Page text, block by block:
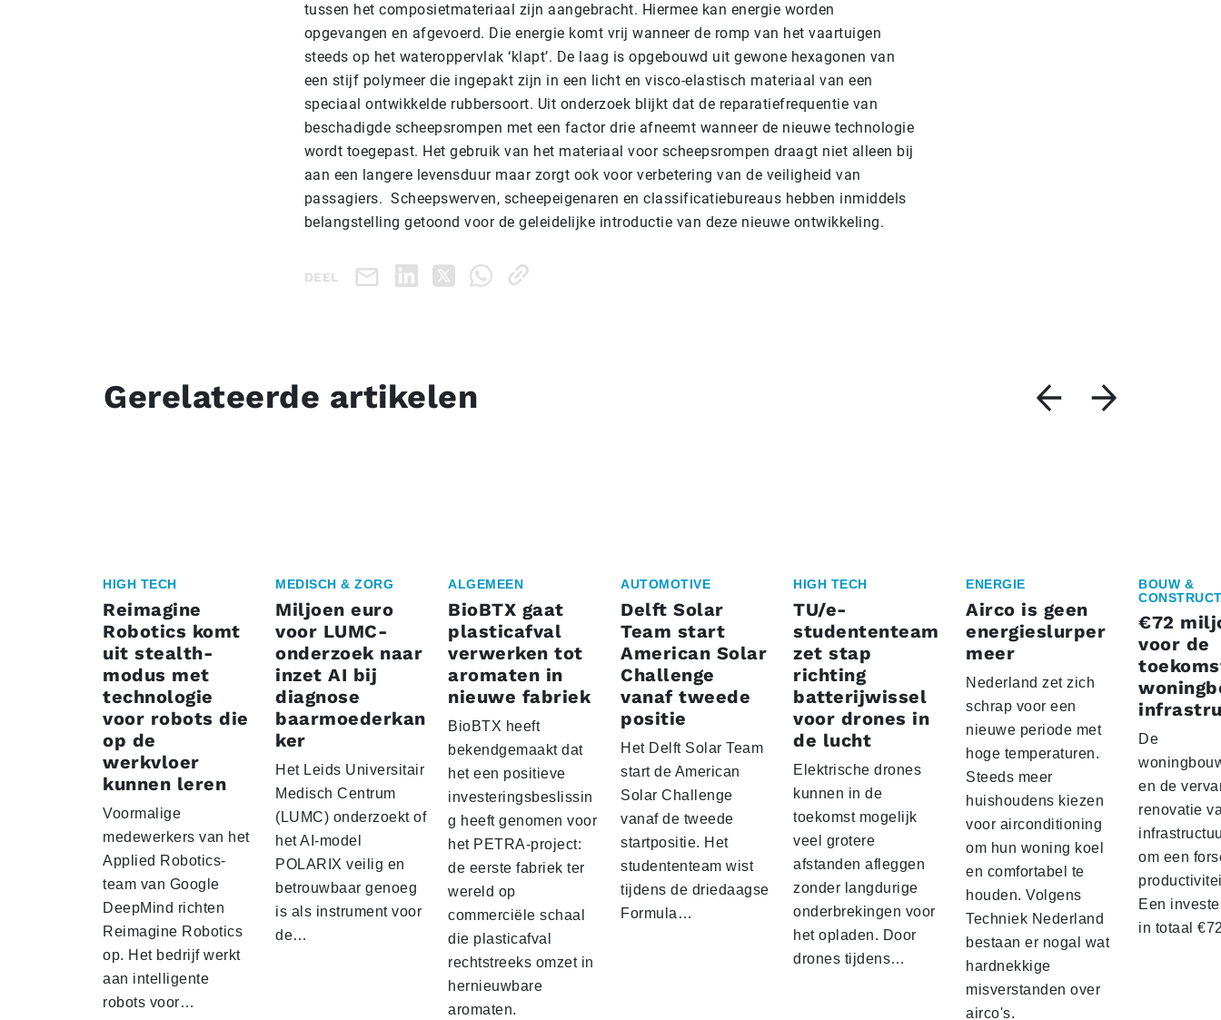
tussen het composietmateriaal zijn aangebracht. Hiermee kan energie worden
opgevangen en afgevoerd. Die energie komt vrij wanneer de romp van het vaartuigen
steeds op het wateroppervlak ‘klapt’. De laag is opgebouwd uit gewone hexagonen van
een stijf polymeer die ingepakt zijn in een licht en visco-elastisch materiaal van een
speciaal ontwikkelde rubbersoort. Uit onderzoek blijkt dat de reparatiefrequentie van
beschadigde scheepsrompen met een factor drie afneemt wanneer de nieuwe technologie
wordt toegepast. Het gebruik van het materiaal voor scheepsrompen draagt niet alleen bij
aan een langere levensduur maar zorgt ook voor verbetering van de veiligheid van
passagiers. Scheepswerven, scheepeigenaren en classificatiebureaus hebben inmiddels
belangstelling getoond voor de geleidelijke introductie van deze nieuwe ontwikkeling.
DEEL
Gerelateerde artikelen
HIGH TECH
Reimagine
Robotics komt
uit stealth-
modus met
technologie
voor robots die
op de
werkvloer
kunnen leren
Voormalige
medewerkers van het
Applied Robotics-
team van Google
DeepMind richten
Reimagine Robotics
op. Het bedrijf werkt
aan intelligente
robots voor…
MEDISCH & ZORG
Miljoen euro
voor LUMC-
onderzoek naar
inzet AI bij
diagnose
baarmoederkan
ker
Het Leids Universitair
Medisch Centrum
(LUMC) onderzoekt of
het AI-model
POLARIX veilig en
betrouwbaar genoeg
is als instrument voor
de…
ALGEMEEN
BioBTX gaat
plasticafval
verwerken tot
aromaten in
nieuwe fabriek
BioBTX heeft
bekendgemaakt dat
het een positieve
investeringsbeslissin
g heeft genomen voor
het PETRA-project:
de eerste fabriek ter
wereld op
commerciële schaal
die plasticafval
rechtstreeks omzet in
hernieuwbare
aromaten.
AUTOMOTIVE
Delft Solar
Team start
American Solar
Challenge
vanaf tweede
positie
Het Delft Solar Team
start de American
Solar Challenge
vanaf de tweede
startpositie. Het
studententeam wist
tijdens de driedaagse
Formula…
HIGH TECH
TU/e-
studententeam
zet stap
richting
batterijwissel
voor drones in
de lucht
Elektrische drones
kunnen in de
toekomst mogelijk
veel grotere
afstanden afleggen
zonder langdurige
onderbrekingen voor
het opladen. Door
drones tijdens…
ENERGIE
Airco is geen
energieslurper
meer
Nederland zet zich
schrap voor een
nieuwe periode met
hoge temperaturen.
Steeds meer
huishoudens kiezen
voor airconditioning
om hun woning koel
en comfortabel te
houden. Volgens
Techniek Nederland
bestaan er nogal wat
hardnekkige
misverstanden over
airco's.
BOUW &
€72
voor de
De
en de
renovatie
om een
Een
in totaal